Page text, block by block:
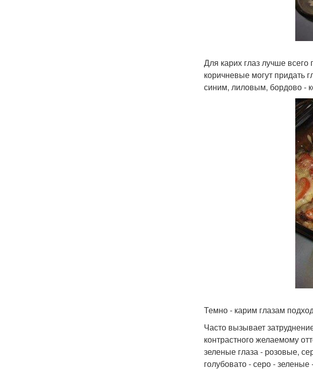
Для карих глаз лучше всего
коричневые могут придать
синим, лиловым, бордово -
Темно - карим глазам
Часто вызывает
контрастного желаемому
зеленые глаза - розовые,
голубовато - серо -